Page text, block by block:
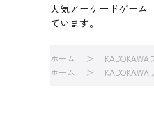
人気アーケードゲーム
ています。
ホーム KADOKAWA
ホーム